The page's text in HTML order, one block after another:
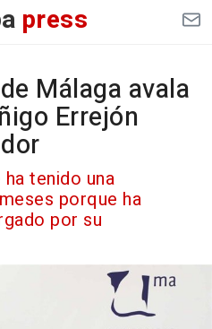
press
Málaga avala
Errejón
tenido una
porque ha
por su